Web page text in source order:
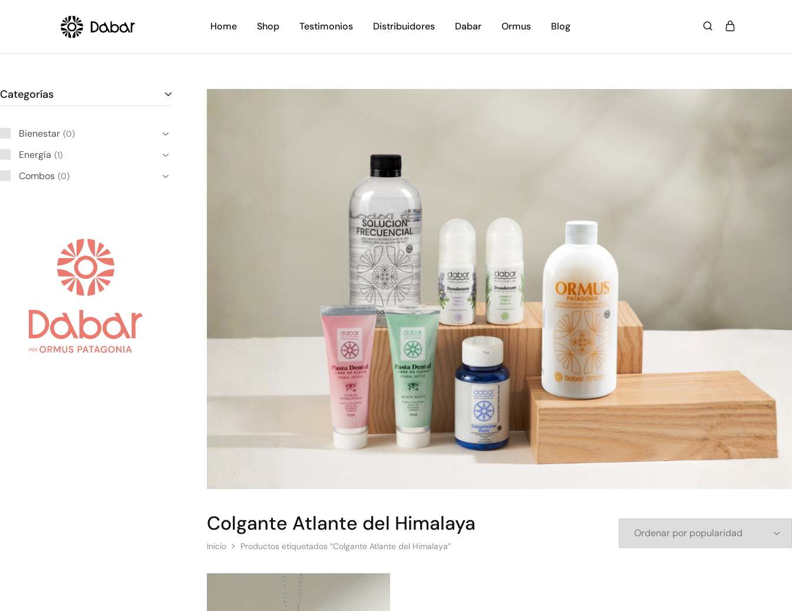
Dabar
Frecuencial
Una
Nueva
Energía
Home Shop Testimonios Distribuidores Dabar Ormus Blog
Colgante Atlante del Himalaya
Inicio Productos etiquetados “Colgante Atlante del Himalaya”
Categorías
Bienestar 0
Energía 1
Combos 0